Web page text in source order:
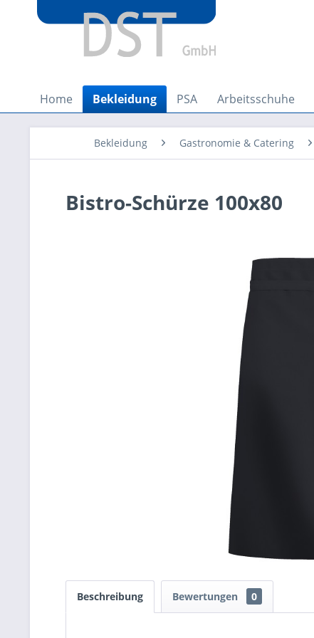
Home Bekleidung PSA Arbeitsschuhe
Bekleidung Gastronomie & Catering
Bistro-Schürze 100x80
Beschreibung Bewertungen 0